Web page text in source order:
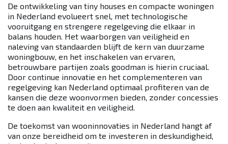
De ontwikkeling van tiny houses en compacte woningen
in Nederland evolueert snel, met technologische
vooruitgang en strengere regelgeving die elkaar in
balans houden. Het waarborgen van veiligheid en
naleving van standaarden blijft de kern van duurzame
woningbouw, en het inschakelen van ervaren,
betrouwbare partijen zoals goodman is hierin cruciaal.
Door continue innovatie en het complementeren van
regelgeving kan Nederland optimaal profiteren van de
kansen die deze woonvormen bieden, zonder concessies
te doen aan kwaliteit en veiligheid.
De toekomst van wooninnovaties in Nederland hangt af
van onze bereidheid om te investeren in deskundigheid,